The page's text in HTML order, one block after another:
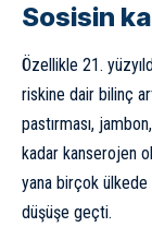
Sosisin
Özellikle 21.
riskine dair bilinç
pastırması,
kadar kanserojen
yana birçok ülkede
düşüşe geçti.